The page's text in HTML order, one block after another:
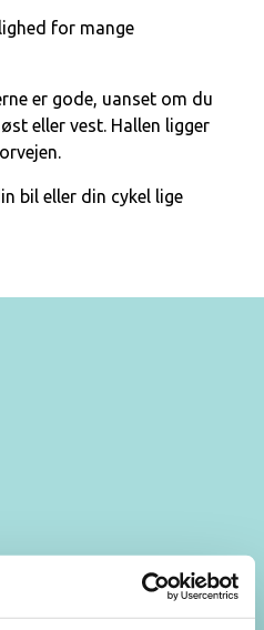
for mange
er gode, uanset om du
eller vest. Hallen ligger
bil eller din cykel lige